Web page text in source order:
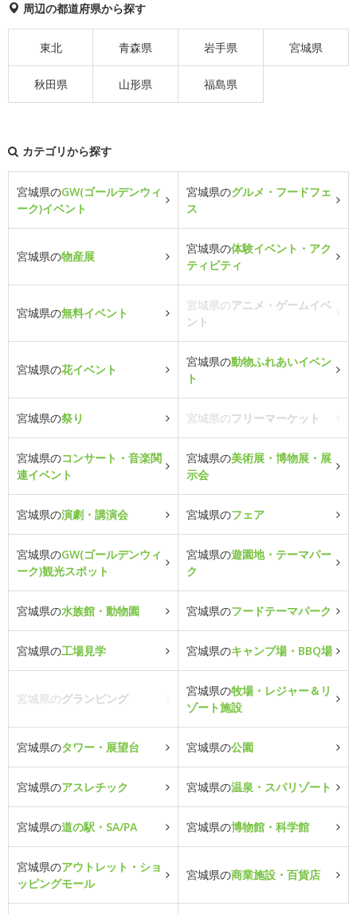
周辺の都道府県から探す
東北 青森県 岩手県 宮城県
秋田県 山形県 福島県
カテゴリから探す
宮城県のGW(ゴールデンウィ
ーク)イベント
宮城県のグルメ・フードフェ
ス
宮城県の物産展
宮城県の体験イベント・アク
ティビティ
宮城県の無料イベント
宮城県のアニメ・ゲームイベ
ント
宮城県の花イベント
宮城県の動物ふれあいイベン
ト
宮城県の祭り 宮城県のフリーマーケット
宮城県のコンサート・音楽関
連イベント
宮城県の美術展・博物展・展
示会
宮城県の演劇・講演会 宮城県のフェア
宮城県のGW(ゴールデンウィ
ーク)観光スポット
宮城県の遊園地・テーマパー
ク
宮城県の水族館・動物園 宮城県のフードテーマパーク
宮城県の工場見学 宮城県のキャンプ場・BBQ場
宮城県のグランピング
宮城県の牧場・レジャー＆リ
ゾート施設
宮城県のタワー・展望台 宮城県の公園
宮城県のアスレチック 宮城県の温泉・スパリゾート
宮城県の道の駅・SA/PA 宮城県の博物館・科学館
宮城県のアウトレット・ショ
ッピングモール
宮城県の商業施設・百貨店